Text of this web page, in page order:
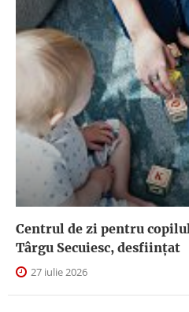
Centrul de zi pentru
Târgu Secuiesc, desfiinţat
27 iulie 2026